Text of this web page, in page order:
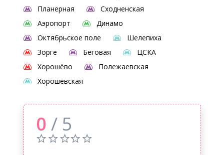
Планерная
Сходненская
Аэропорт
Динамо
Октябрьское поле
Шелепиха
Зорге
Беговая
ЦСКА
Хорошёво
Полежаевская
Хорошёвская
0 / 5